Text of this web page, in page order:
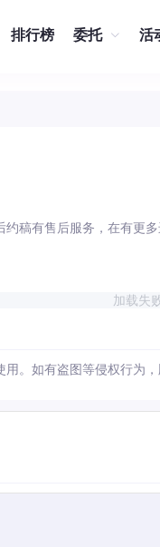
排行榜 委托 活
稿有售后服务，在有更
加载失
。如有盗图等侵权行为，